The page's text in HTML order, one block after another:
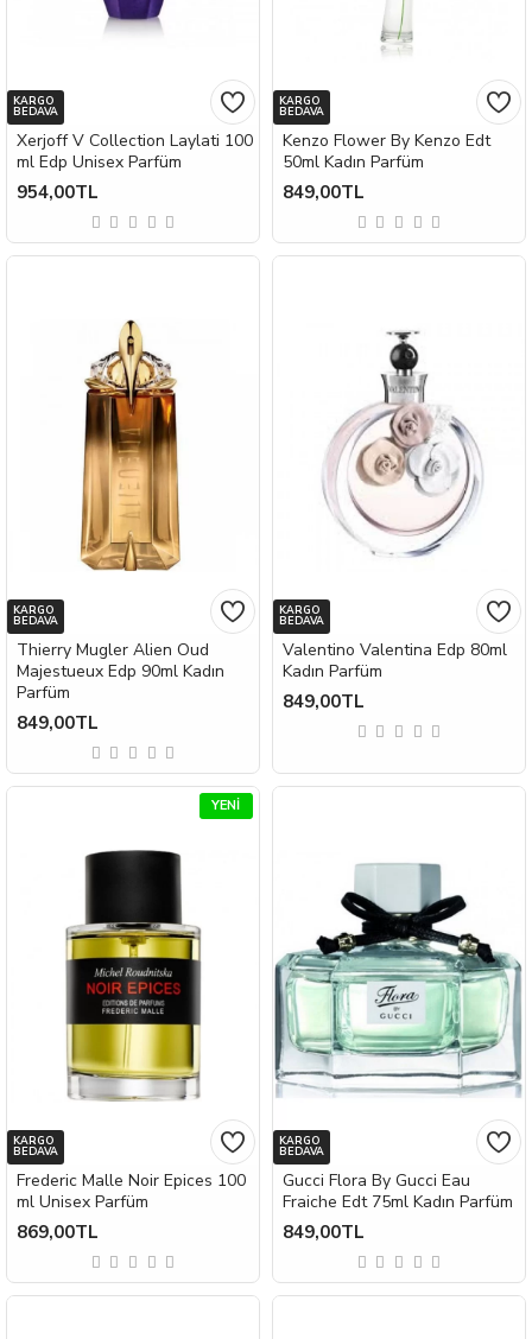
KARGO
BEDAVA
Xerjoff V Collection Laylati 100
ml Edp Unisex Parfüm
954,00TL
KARGO
BEDAVA
Kenzo Flower By Kenzo Edt
50ml Kadın Parfüm
849,00TL
KARGO
BEDAVA
Thierry Mugler Alien Oud
Majestueux Edp 90ml Kadın
Parfüm
849,00TL
KARGO
BEDAVA
Valentino Valentina Edp 80ml
Kadın Parfüm
849,00TL
YENI
KARGO
BEDAVA
Frederic Malle Noir Epices 100
ml Unisex Parfüm
869,00TL
KARGO
BEDAVA
Gucci Flora By Gucci Eau
Fraiche Edt 75ml Kadın Parfüm
849,00TL